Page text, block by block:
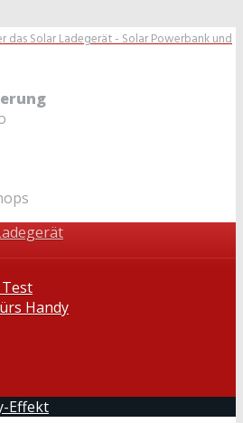
das Solar Ladegerät - Solar Powerbank und
Handy
Effekt